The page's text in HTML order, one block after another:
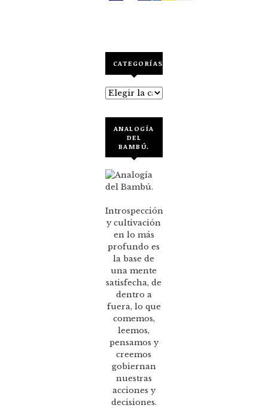
CATEGORÍAS
Categorías
ANALOGÍA
DEL
BAMBÚ.
Introspección
y cultivación
en lo más
profundo es
la base de
una mente
satisfecha, de
dentro a
fuera, lo que
comemos,
leemos,
pensamos y
creemos
gobiernan
nuestras
acciones y
decisiones.